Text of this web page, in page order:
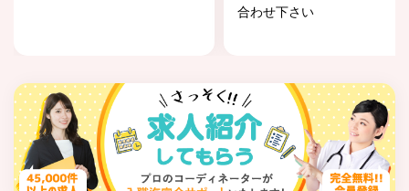
合わせ下さい